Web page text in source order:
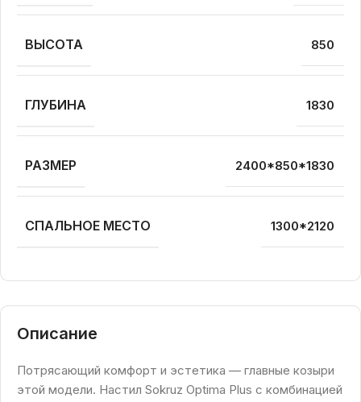
Описание
Потрясающий комфорт и эстетика — главные козыри
этой модели. Настил Sokruz Optima Plus с комбинацией
ВЫСОТА 850
ГЛУБИНА 1830
РАЗМЕР 2400*850*1830
СПАЛЬНОЕ МЕСТО 1300*2120